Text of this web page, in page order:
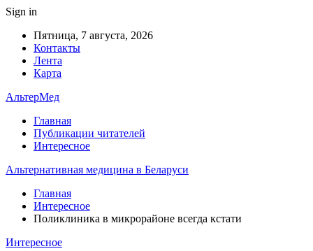
Sign in
Пятница, 7 августа, 2026
Контакты
Лента
Карта
АльтерМед
Главная
Публикации читателей
Интересное
Альтернативная медицина в Беларуси
Главная
Интересное
Поликлиника в микрорайоне всегда кстати
Интересное